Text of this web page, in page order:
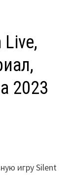
2023
игру Silent